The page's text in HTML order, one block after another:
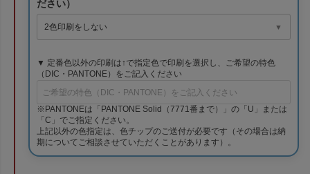
ださい）
▼ 定番色以外の印刷は↑で指定色で印刷を選択し、ご希望の特色
（DIC・PANTONE）をご記入ください
※PANTONEは「PANTONE Solid（7771番まで）」の「U」または
「C」でご指定ください。
上記以外の色指定は、色チップのご送付が必要です（その場合は納
期についてご相談させていただくことがあります）。